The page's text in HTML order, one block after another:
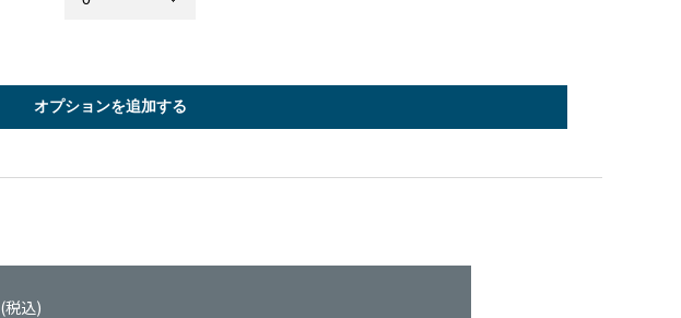
オプションを追加する
(税込)